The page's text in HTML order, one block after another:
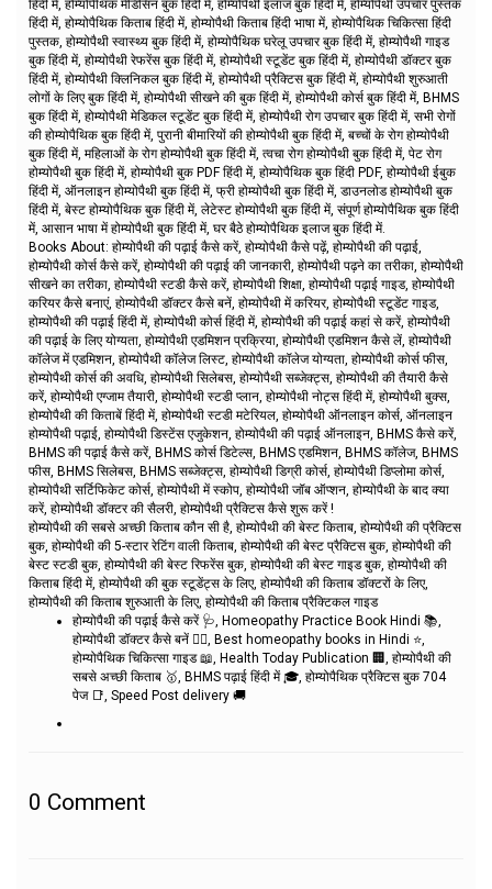
हिंदी में, होम्योपैथिक मेडिसिन बुक हिंदी में, होम्योपैथी इलाज बुक हिंदी में, होम्योपैथी उपचार पुस्तक
हिंदी में, होम्योपैथिक किताब हिंदी में, होम्योपैथी किताब हिंदी भाषा में, होम्योपैथिक चिकित्सा हिंदी
पुस्तक, होम्योपैथी स्वास्थ्य बुक हिंदी में, होम्योपैथिक घरेलू उपचार बुक हिंदी में, होम्योपैथी गाइड
बुक हिंदी में, होम्योपैथी रेफरेंस बुक हिंदी में, होम्योपैथी स्टूडेंट बुक हिंदी में, होम्योपैथी डॉक्टर बुक
हिंदी में, होम्योपैथी क्लिनिकल बुक हिंदी में, होम्योपैथी प्रैक्टिस बुक हिंदी में, होम्योपैथी शुरुआती
लोगों के लिए बुक हिंदी में, होम्योपैथी सीखने की बुक हिंदी में, होम्योपैथी कोर्स बुक हिंदी में, BHMS
बुक हिंदी में, होम्योपैथी मेडिकल स्टूडेंट बुक हिंदी में, होम्योपैथी रोग उपचार बुक हिंदी में, सभी रोगों
की होम्योपैथिक बुक हिंदी में, पुरानी बीमारियों की होम्योपैथी बुक हिंदी में, बच्चों के रोग होम्योपैथी
बुक हिंदी में, महिलाओं के रोग होम्योपैथी बुक हिंदी में, त्वचा रोग होम्योपैथी बुक हिंदी में, पेट रोग
होम्योपैथी बुक हिंदी में, होम्योपैथी बुक PDF हिंदी में, होम्योपैथिक बुक हिंदी PDF, होम्योपैथी ईबुक
हिंदी में, ऑनलाइन होम्योपैथी बुक हिंदी में, फ्री होम्योपैथी बुक हिंदी में, डाउनलोड होम्योपैथी बुक
हिंदी में, बेस्ट होम्योपैथिक बुक हिंदी में, लेटेस्ट होम्योपैथी बुक हिंदी में, संपूर्ण होम्योपैथिक बुक हिंदी
में, आसान भाषा में होम्योपैथी बुक हिंदी में, घर बैठे होम्योपैथिक इलाज बुक हिंदी में.
Books About: होम्योपैथी की पढ़ाई कैसे करें, होम्योपैथी कैसे पढ़ें, होम्योपैथी की पढ़ाई,
होम्योपैथी कोर्स कैसे करें, होम्योपैथी की पढ़ाई की जानकारी, होम्योपैथी पढ़ने का तरीका, होम्योपैथी
सीखने का तरीका, होम्योपैथी स्टडी कैसे करें, होम्योपैथी शिक्षा, होम्योपैथी पढ़ाई गाइड, होम्योपैथी
करियर कैसे बनाएं, होम्योपैथी डॉक्टर कैसे बनें, होम्योपैथी में करियर, होम्योपैथी स्टूडेंट गाइड,
होम्योपैथी की पढ़ाई हिंदी में, होम्योपैथी कोर्स हिंदी में, होम्योपैथी की पढ़ाई कहां से करें, होम्योपैथी
की पढ़ाई के लिए योग्यता, होम्योपैथी एडमिशन प्रक्रिया, होम्योपैथी एडमिशन कैसे लें, होम्योपैथी
कॉलेज में एडमिशन, होम्योपैथी कॉलेज लिस्ट, होम्योपैथी कॉलेज योग्यता, होम्योपैथी कोर्स फीस,
होम्योपैथी कोर्स की अवधि, होम्योपैथी सिलेबस, होम्योपैथी सब्जेक्ट्स, होम्योपैथी की तैयारी कैसे
करें, होम्योपैथी एग्जाम तैयारी, होम्योपैथी स्टडी प्लान, होम्योपैथी नोट्स हिंदी में, होम्योपैथी बुक्स,
होम्योपैथी की किताबें हिंदी में, होम्योपैथी स्टडी मटेरियल, होम्योपैथी ऑनलाइन कोर्स, ऑनलाइन
होम्योपैथी पढ़ाई, होम्योपैथी डिस्टेंस एजुकेशन, होम्योपैथी की पढ़ाई ऑनलाइन, BHMS कैसे करें,
BHMS की पढ़ाई कैसे करें, BHMS कोर्स डिटेल्स, BHMS एडमिशन, BHMS कॉलेज, BHMS
फीस, BHMS सिलेबस, BHMS सब्जेक्ट्स, होम्योपैथी डिग्री कोर्स, होम्योपैथी डिप्लोमा कोर्स,
होम्योपैथी सर्टिफिकेट कोर्स, होम्योपैथी में स्कोप, होम्योपैथी जॉब ऑप्शन, होम्योपैथी के बाद क्या
करें, होम्योपैथी डॉक्टर की सैलरी, होम्योपैथी प्रैक्टिस कैसे शुरू करें !
होम्योपैथी की सबसे अच्छी किताब कौन सी है, होम्योपैथी की बेस्ट किताब, होम्योपैथी की प्रैक्टिस
बुक, होम्योपैथी की 5-स्टार रेटिंग वाली किताब, होम्योपैथी की बेस्ट प्रैक्टिस बुक, होम्योपैथी की
बेस्ट स्टडी बुक, होम्योपैथी की बेस्ट रिफरेंस बुक, होम्योपैथी की बेस्ट गाइड बुक, होम्योपैथी की
किताब हिंदी में, होम्योपैथी की बुक स्टूडेंट्स के लिए, होम्योपैथी की किताब डॉक्टरों के लिए,
होम्योपैथी की किताब शुरुआती के लिए, होम्योपैथी की किताब प्रैक्टिकल गाइड
होम्योपैथी की पढ़ाई कैसे करें 🩺, Homeopathy Practice Book Hindi 📚,
होम्योपैथी डॉक्टर कैसे बनें 👨‍⚕️, Best homeopathy books in Hindi ⭐,
होम्योपैथिक चिकित्सा गाइड 📖, Health Today Publication 🏢, होम्योपैथी की
सबसे अच्छी किताब 🥇, BHMS पढ़ाई हिंदी में 🎓, होम्योपैथिक प्रैक्टिस बुक 704
पेज 📑, Speed Post delivery 🚚
0 Comment